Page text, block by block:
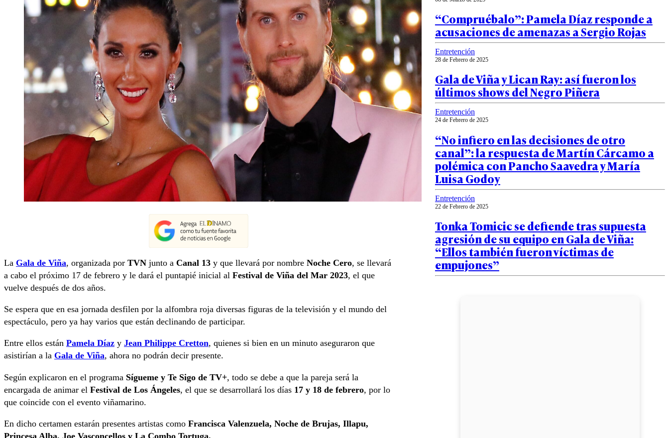
La Gala de Viña, organizada por TVN junto a Canal 13 y que llevará por nombre Noche Cero, se llevará
a cabo el próximo 17 de febrero y le dará el puntapié inicial al Festival de Viña del Mar 2023, el que
vuelve después de dos años.
Se espera que en esa jornada desfilen por la alfombra roja diversas figuras de la televisión y el mundo del
espectáculo, pero ya hay varios que están declinando de participar.
Entre ellos están Pamela Díaz y Jean Philippe Cretton, quienes si bien en un minuto aseguraron que
asistirían a la Gala de Viña, ahora no podrán decir presente.
Según explicaron en el programa Sígueme y Te Sigo de TV+, todo se debe a que la pareja será la
encargada de animar el Festival de Los Ángeles, el que se desarrollará los días 17 y 18 de febrero, por lo
que coincide con el evento viñamarino.
En dicho certamen estarán presentes artistas como Francisca Valenzuela, Noche de Brujas, Illapu,
Princesa Alba, Joe Vasconcellos y La Combo Tortuga.
“Compruébalo”: Pamela Díaz responde a
acusaciones de amenazas a Sergio Rojas
Entretención
28 de Febrero de 2025
Gala de Viña y Lican Ray: así fueron los
últimos shows del Negro Piñera
Entretención
24 de Febrero de 2025
“No infiero en las decisiones de otro
canal”: la respuesta de Martín Cárcamo a
polémica con Pancho Saavedra y María
Luisa Godoy
Entretención
22 de Febrero de 2025
Tonka Tomicic se defiende tras supuesta
agresión de su equipo en Gala de Viña:
“Ellos también fueron víctimas de
empujones”